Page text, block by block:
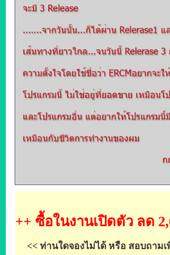
++ ซื้อในงานเปิดตัว ลด 2,
<< ท่านใดจองไม่ได้ หรือ สอบถามเ